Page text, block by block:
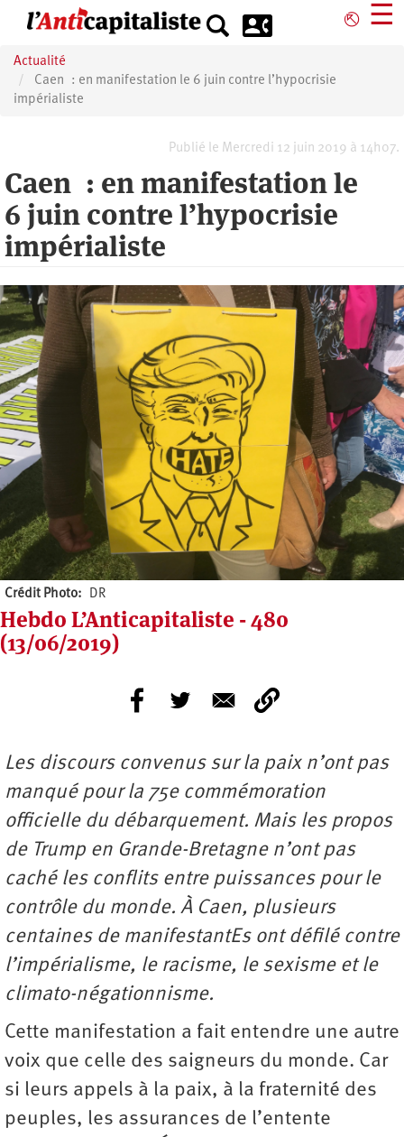
principal
⎋ ☰
Actualité
Caen : en manifestation le 6 juin contre l’hypocrisie
impérialiste
Publié le Mercredi 12 juin 2019 à 14h07.
Caen : en manifestation le
6 juin contre l’hypocrisie
impérialiste
Crédit Photo DR
Hebdo L’Anticapitaliste - 480
(13/06/2019)
Les discours convenus sur la paix n’ont pas
manqué pour la 75e commémoration
officielle du débarquement. Mais les propos
de Trump en Grande-Bretagne n’ont pas
caché les conflits entre puissances pour le
contrôle du monde. À Caen, plusieurs
centaines de manifestantEs ont défilé contre
l’impérialisme, le racisme, le sexisme et le
climato-négationnisme.
Cette manifestation a fait entendre une autre
voix que celle des saigneurs du monde. Car
si leurs appels à la paix, à la fraternité des
peuples, les assurances de l’entente